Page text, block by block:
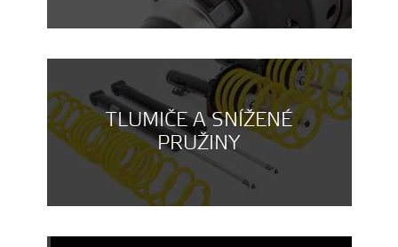
TLUMIČE A SNÍŽENÉ
PRUŽINY